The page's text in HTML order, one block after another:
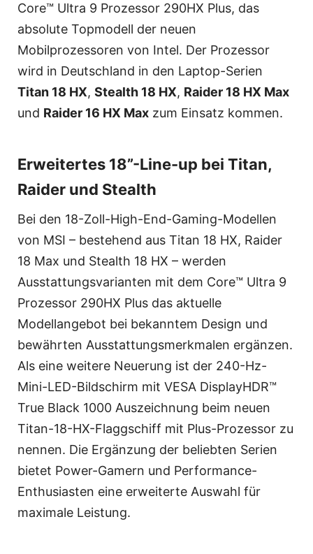
Core™ Ultra 9 Prozessor 290HX Plus, das
absolute Topmodell der neuen
Mobilprozessoren von Intel. Der Prozessor
wird in Deutschland in den Laptop-Serien
Titan 18 HX, Stealth 18 HX, Raider 18 HX Max
und Raider 16 HX Max zum Einsatz kommen.
Erweitertes 18”-Line-up bei Titan,
Raider und Stealth
Bei den 18-Zoll-High-End-Gaming-Modellen
von MSI – bestehend aus Titan 18 HX, Raider
18 Max und Stealth 18 HX – werden
Ausstattungsvarianten mit dem Core™ Ultra 9
Prozessor 290HX Plus das aktuelle
Modellangebot bei bekanntem Design und
bewährten Ausstattungsmerkmalen ergänzen.
Als eine weitere Neuerung ist der 240-Hz-
Mini-LED-Bildschirm mit VESA DisplayHDR™
True Black 1000 Auszeichnung beim neuen
Titan-18-HX-Flaggschiff mit Plus-Prozessor zu
nennen. Die Ergänzung der beliebten Serien
bietet Power-Gamern und Performance-
Enthusiasten eine erweiterte Auswahl für
maximale Leistung.